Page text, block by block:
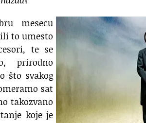
mesecu
to umesto
te se
prirodno
što svakog
sat
takozvano
koje je